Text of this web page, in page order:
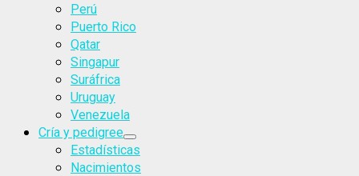
Perú
Puerto Rico
Qatar
Singapur
Suráfrica
Uruguay
Venezuela
Cría y pedigree
Estadísticas
Nacimientos